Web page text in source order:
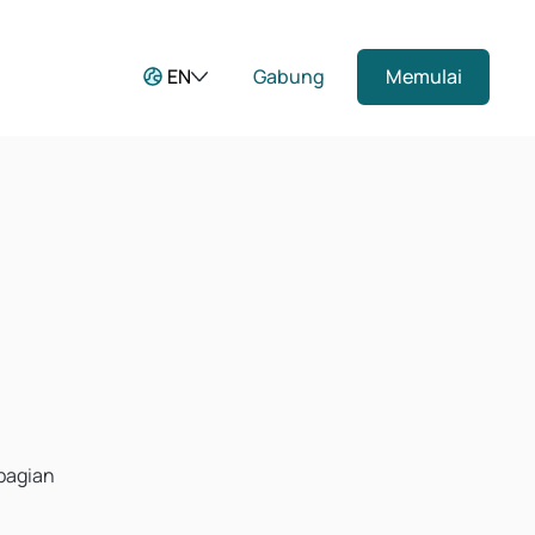
EN Gabung Memulai